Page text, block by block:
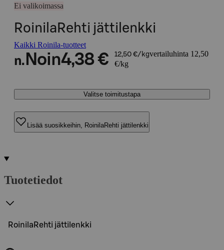
Ei valikoimassa
RoinilaRehti jättilenkki
Kaikki Roinila-tuotteet
n. Noin4,38 € 12,50 €/kgvertailuhinta 12,50
€/kg
Valitse toimitustapa
Lisää suosikkeihin, RoinilaRehti jättilenkki
Tuotetiedot
RoinilaRehti jättilenkki